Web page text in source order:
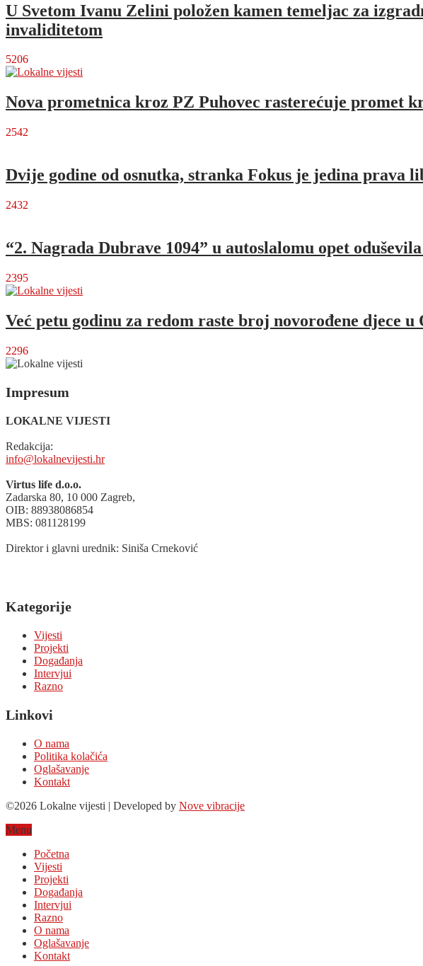
U Svetom Ivanu Zelini položen kamen temeljac za
invaliditetom
5206
Nova prometnica kroz PZ Puhovec rasterećuje promet
2542
Dvije godine od osnutka, stranka Fokus je jedina
2432
“2. Nagrada Dubrave 1094” u autoslalomu opet
2395
Već petu godinu za redom raste broj novorođene djece
2296
Impresum
LOKALNE VIJESTI
Redakcija:
info@lokalnevijesti.hr
Virtus life d.o.o.
Zadarska 80, 10 000 Zagreb,
OIB: 88938086854
MBS: 081128199
Direktor i glavni urednik: Siniša Crneković
Kategorije
Vijesti
Projekti
Događanja
Intervjui
Razno
Linkovi
O nama
Politika kolačića
Oglašavanje
Kontakt
©2026 Lokalne vijesti | Developed by Nove vibracije
Menu
Početna
Vijesti
Projekti
Događanja
Intervjui
Razno
O nama
Oglašavanje
Kontakt